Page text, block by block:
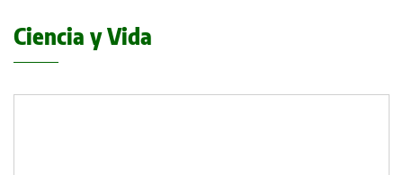
Ciencia y Vida